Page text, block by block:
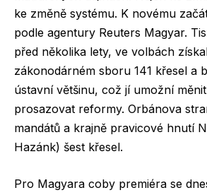
ke změně systému. K novému
podle agentury Reuters Magyar.
před několika lety, ve volbách
zákonodárném sboru 141 křesel a
ústavní většinu, což jí umožní
prosazovat reformy. Orbánova
mandátů a krajně pravicové hnutí
Hazánk) šest křesel.
Pro Magyara coby premiéra se